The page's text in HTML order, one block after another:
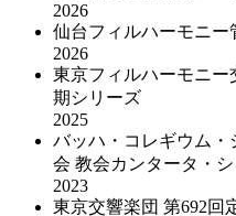
2026
仙台フィルハーモニー
2026
東京フィルハーモニー
期シリーズ
2025
バッハ・コレギウム・
会 教会カンタータ・
2023
東京交響楽団 第692回